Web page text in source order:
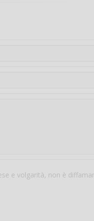
e volgarità, non è